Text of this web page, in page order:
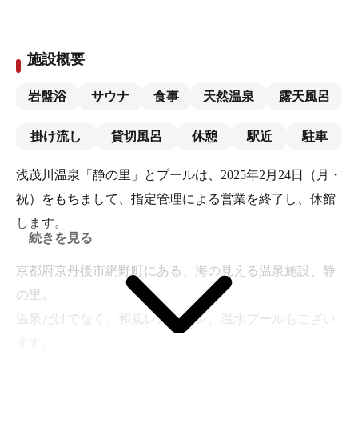
施設概要
岩盤浴 サウナ 食事 天然温泉 露天風呂
掛け流し 貸切風呂 休憩 駅近 駐車
浅茂川温泉「静の里」とプールは、2025年2月24日（月・
祝）をもちまして、指定管理による営業を終了し、休館
します。
京都府京丹後市網野町にある、海の見える温泉施設、静
の里。
温泉だけでなく、和風レストラン、温水プールもござい
続きを見る